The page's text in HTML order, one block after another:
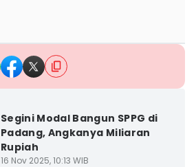
Segini Modal Bangun SPPG di
Padang, Angkanya Miliaran
Rupiah
16 Nov 2025, 10:13 WIB